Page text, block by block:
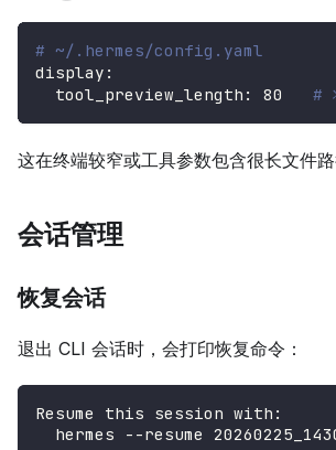
# ~/.hermes/config.yaml
display :
tool_preview_length : 80 #
这在终端较窄或工具参数包含很长文件路
会话管理
恢复会话
退出 CLI 会话时，会打印恢复命令：
Resume this session with:
hermes --resume